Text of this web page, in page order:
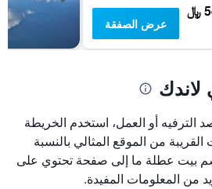
﷼
عرض الصفقة
لاندك
الترفيه أو العمل، استخدم الخريطة
من الموقع المثالي بالنسبة
بيت عطلة ما إلى صفحة تحتوي على
من المعلومات المفيدة.